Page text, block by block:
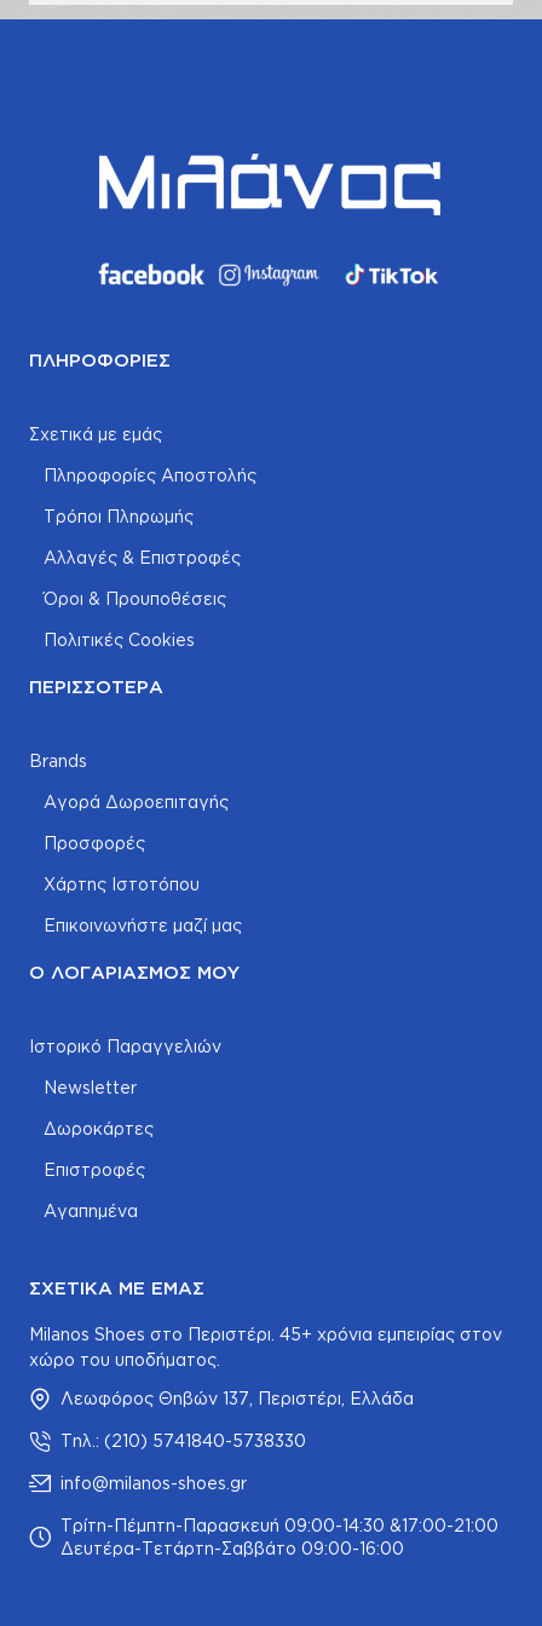
ΠΛΗΡΟΦΟΡΊΕΣ
Σχετικά με εμάς
Πληροφορίες Αποστολής
Τρόποι Πληρωμής
Αλλαγές & Επιστροφές
Όροι & Προυποθέσεις
Πολιτικές Cookies
ΠΕΡΙΣΣΌΤΕΡΑ
Brands
Αγορά Δωροεπιταγής
Προσφορές
Χάρτης Ιστοτόπου
Επικοινωνήστε μαζί μας
Ο ΛΟΓΑΡΙΑΣΜΌΣ ΜΟΥ
Ιστορικό Παραγγελιών
Newsletter
Δωροκάρτες
Επιστροφές
Αγαπημένα
ΣΧΕΤΙΚΆ ΜΕ ΕΜΆΣ
Milanos Shoes στο Περιστέρι. 45+ χρόνια εμπειρίας στον
χώρο του υποδήματος.
Λεωφόρος Θηβών 137, Περιστέρι, Ελλάδα
Τηλ.: (210) 5741840-5738330
info@milanos-shoes.gr
Τρίτη-Πέμπτη-Παρασκευή 09:00-14:30 &17:00-21:00
Δευτέρα-Τετάρτη-Σαββάτο 09:00-16:00